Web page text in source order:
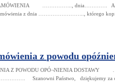
ZAMÓWIENIA ……………..,
zamówienia z dnia …………………….., którego
z powodu
Z POWODU OPÓ¬NIENIA
Szanowni Państwo, dziękujemy za